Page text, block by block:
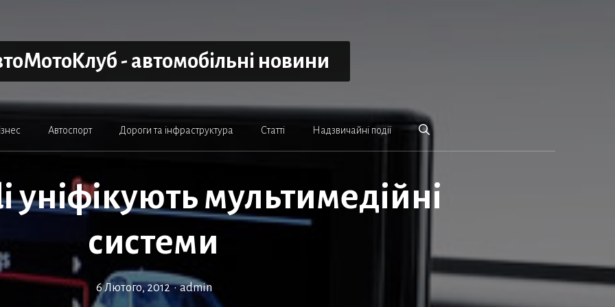
- автомобільні новини
Автоспорт Дороги та інфраструктура Статті Надзвичайні події
уніфікують мультимедійні
системи
6 Лютого, 2012 • admin